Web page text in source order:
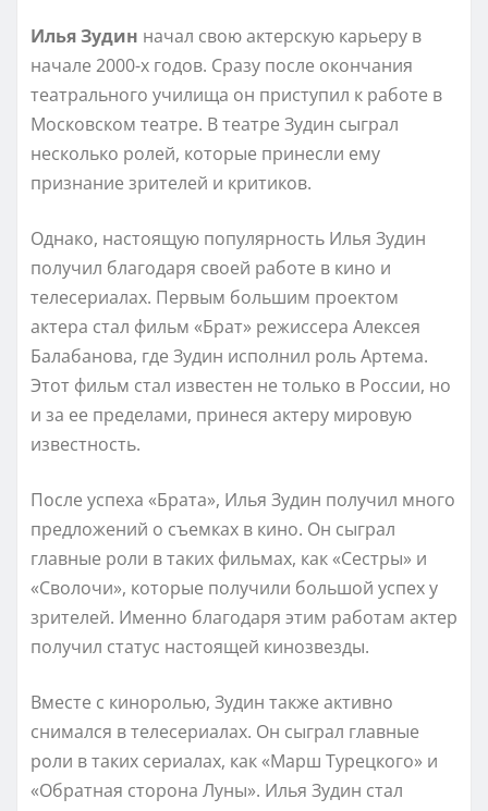
Илья Зудин начал свою актерскую карьеру в
начале 2000-х годов. Сразу после окончания
театрального училища он приступил к работе в
Московском театре. В театре Зудин сыграл
несколько ролей, которые принесли ему
признание зрителей и критиков.
Однако, настоящую популярность Илья Зудин
получил благодаря своей работе в кино и
телесериалах. Первым большим проектом
актера стал фильм «Брат» режиссера Алексея
Балабанова, где Зудин исполнил роль Артема.
Этот фильм стал известен не только в России, но
и за ее пределами, принеся актеру мировую
известность.
После успеха «Брата», Илья Зудин получил много
предложений о съемках в кино. Он сыграл
главные роли в таких фильмах, как «Сестры» и
«Сволочи», которые получили большой успех у
зрителей. Именно благодаря этим работам актер
получил статус настоящей кинозвезды.
Вместе с киноролью, Зудин также активно
снимался в телесериалах. Он сыграл главные
роли в таких сериалах, как «Марш Турецкого» и
«Обратная сторона Луны». Илья Зудин стал